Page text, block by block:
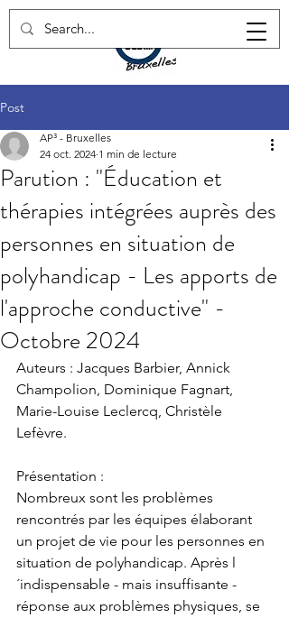
Post
Parution : "Éducation et
thérapies intégrées auprès des
personnes en situation de
polyhandicap - Les apports de
l'approche conductive" -
Octobre 2024
AP³ - Bruxelles
24 oct. 2024 1 min de lecture
Auteurs : Jacques Barbier, Annick
Champolion, Dominique Fagnart,
Marie-Louise Leclercq, Christèle
Lefèvre.
Présentation :
Nombreux sont les problèmes
rencontrés par les équipes élaborant
un projet de vie pour les personnes en
situation de polyhandicap. Après l
´indispensable - mais insuffisante -
réponse aux problèmes physiques, se